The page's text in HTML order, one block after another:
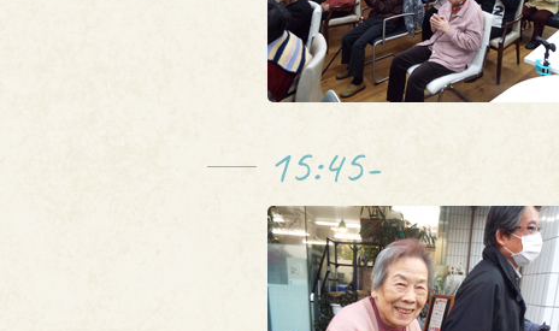
15:45-